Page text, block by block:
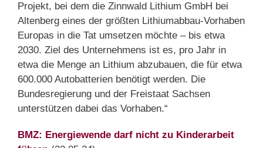
Projekt, bei dem die Zinnwald Lithium GmbH bei
Altenberg eines der größten Lithiumabbau-Vorhaben
Europas in die Tat umsetzen möchte – bis etwa
2030. Ziel des Unternehmens ist es, pro Jahr in
etwa die Menge an Lithium abzubauen, die für etwa
600.000 Autobatterien benötigt werden. Die
Bundesregierung und der Freistaat Sachsen
unterstützen dabei das Vorhaben.“
BMZ: Energiewende darf nicht zu Kinderarbeit